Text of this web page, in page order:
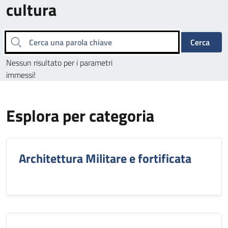
cultura
Cerca una parola chiave
Cerca
Nessun risultato per i parametri
immessi!
Esplora per categoria
Architettura Militare e fortificata